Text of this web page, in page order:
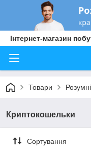
Інтернет-магазин
Товари
Криптокошельки
Сортування